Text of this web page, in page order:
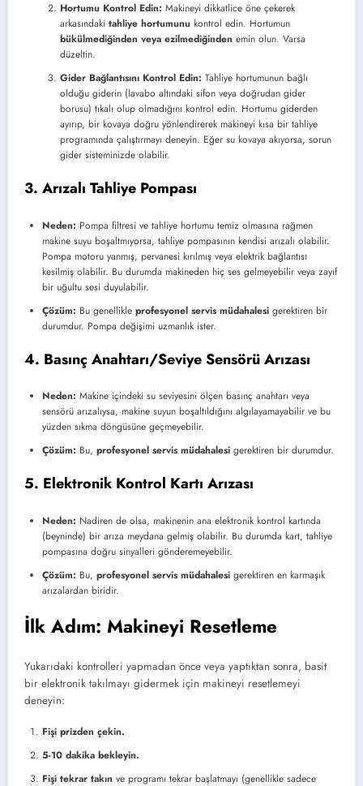
Hortumu Kontrol Edin: Makineyi dikkatlice öne çekerek
arkasındaki tahliye hortumunu kontrol edin. Hortumun
bükülmediğinden veya ezilmediğinden emin olun. Varsa
düzeltin.
Gider Bağlantısını Kontrol Edin: Tahliye hortumunun bağlı
olduğu giderin (lavabo altındaki sifon veya doğrudan gider
borusu) tıkalı olup olmadığını kontrol edin. Hortumu giderden
ayırıp, bir kovaya doğru yönlendirerek makineyi kısa bir tahliye
programında çalıştırmayı deneyin. Eğer su kovaya akıyorsa, sorun
gider sisteminizde olabilir.
3. Arızalı Tahliye Pompası
Neden: Pompa filtresi ve tahliye hortumu temiz olmasına rağmen
makine suyu boşaltmıyorsa, tahliye pompasının kendisi arızalı olabilir.
Pompa motoru yanmış, pervanesi kırılmış veya elektrik bağlantısı
kesilmiş olabilir. Bu durumda makineden hiç ses gelmeyebilir veya zayıf
bir uğultu sesi duyulabilir.
Çözüm: Bu genellikle profesyonel servis müdahalesi gerektiren bir
durumdur. Pompa değişimi uzmanlık ister.
4. Basınç Anahtarı/Seviye Sensörü Arızası
Neden: Makine içindeki su seviyesini ölçen basınç anahtarı veya
sensörü arızalıysa, makine suyun boşaltıldığını algılayamayabilir ve bu
yüzden sıkma döngüsüne geçmeyebilir.
Çözüm: Bu, profesyonel servis müdahalesi gerektiren bir durumdur.
5. Elektronik Kontrol Kartı Arızası
Neden: Nadiren de olsa, makinenin ana elektronik kontrol kartında
(beyninde) bir arıza meydana gelmiş olabilir. Bu durumda kart, tahliye
pompasına doğru sinyalleri gönderemeyebilir.
Çözüm: Bu, profesyonel servis müdahalesi gerektiren en karmaşık
arızalardan biridir.
İlk Adım: Makineyi Resetleme
Yukarıdaki kontrolleri yapmadan önce veya yaptıktan sonra, basit
bir elektronik takılmayı gidermek için makineyi resetlemeyi
deneyin:
Fişi prizden çekin.
5-10 dakika bekleyin.
Fişi tekrar takın ve programı tekrar başlatmayı (genellikle sadece